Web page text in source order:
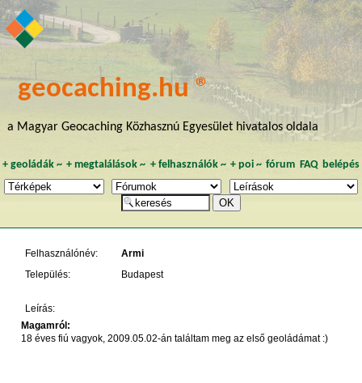
geocaching.hu ®
a Magyar Geocaching Közhasznú Egyesület hivatalos oldala
+ geoládák~ +megtalálások ~ + felhasználók~ + poi~ fórum FAQ belépés
Felhasználónév:
Armi
Település:
Budapest
Leírás:
Magamról:
18 éves fiú vagyok, 2009.05.02-án találtam meg az első geoládámat :)